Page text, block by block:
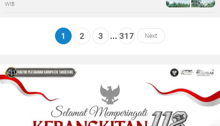
WIB
1 2 3 ... 317 Next